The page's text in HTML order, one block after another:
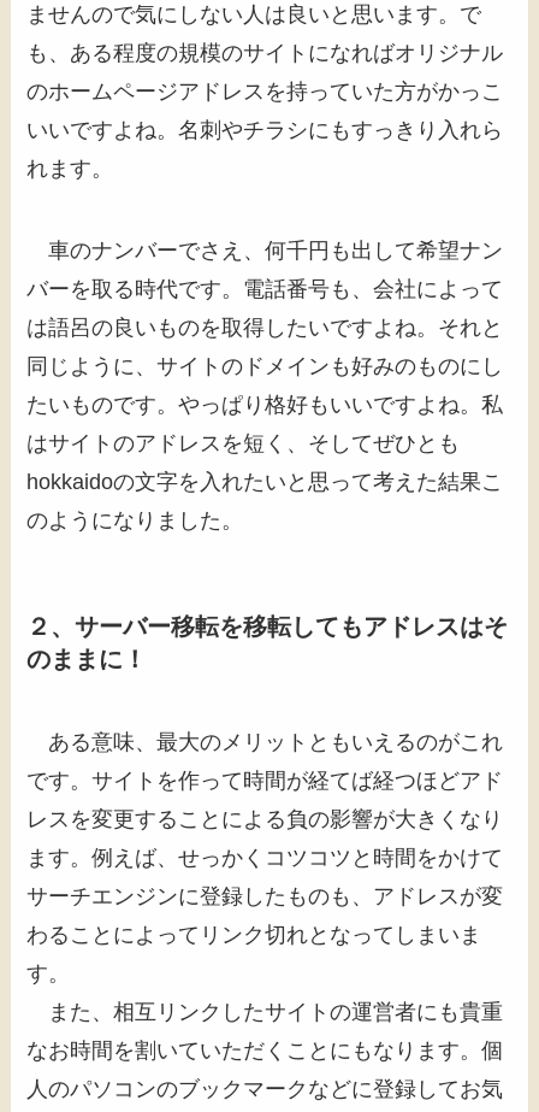
ませんので気にしない人は良いと思います。で
も、ある程度の規模のサイトになればオリジナル
のホームページアドレスを持っていた方がかっこ
いいですよね。名刺やチラシにもすっきり入れら
れます。
車のナンバーでさえ、何千円も出して希望ナン
バーを取る時代です。電話番号も、会社によって
は語呂の良いものを取得したいですよね。それと
同じように、サイトのドメインも好みのものにし
たいものです。やっぱり格好もいいですよね。私
はサイトのアドレスを短く、そしてぜひとも
hokkaidoの文字を入れたいと思って考えた結果こ
のようになりました。
２、サーバー移転を移転してもアドレスはそ
のままに！
ある意味、最大のメリットともいえるのがこれ
です。サイトを作って時間が経てば経つほどアド
レスを変更することによる負の影響が大きくなり
ます。例えば、せっかくコツコツと時間をかけて
サーチエンジンに登録したものも、アドレスが変
わることによってリンク切れとなってしまいま
す。
また、相互リンクしたサイトの運営者にも貴重
なお時間を割いていただくことにもなります。個
人のパソコンのブックマークなどに登録してお気